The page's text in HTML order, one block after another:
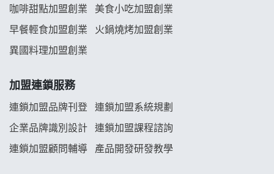
韓金量加盟說明會
白鬍泡泡 BOHO POPO加盟說明會
雞咕雞咕加盟說明會
咖啡甜點加盟創業
美食小吃加盟創業
早餐輕食加盟創業
火鍋燒烤加盟創業
異國料理加盟創業
加盟連鎖服務
連鎖加盟品牌刊登 連鎖加盟系統規劃
企業品牌識別設計 連鎖加盟課程諮詢
連鎖加盟顧問輔導 產品開發研發教學